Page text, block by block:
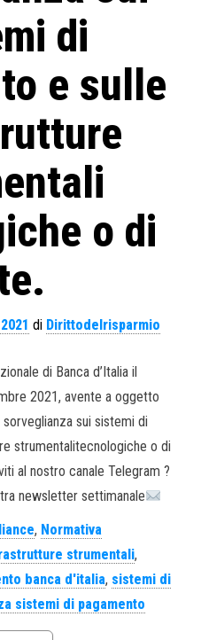
di
e sulle
o di
di Dirittodelrisparmio
di Banca d’Italia il
2021, avente a oggetto
sui sistemi di
strumentalitecnologiche o di
al nostro canale Telegram ?
newsletter settimanale
, Normativa
strumentali,
banca d'italia, sistemi di
sistemi di pagamento